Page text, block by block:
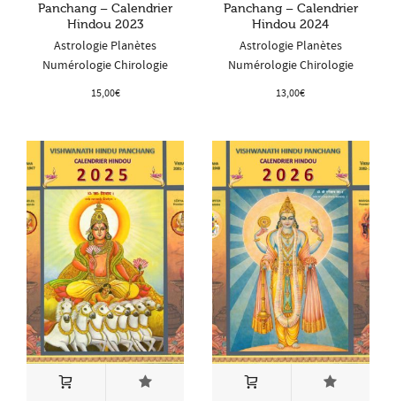
Panchang – Calendrier
Hindou 2023
Astrologie Planètes
Numérologie Chirologie
15,00€
Panchang – Calendrier
Hindou 2024
Astrologie Planètes
Numérologie Chirologie
13,00€